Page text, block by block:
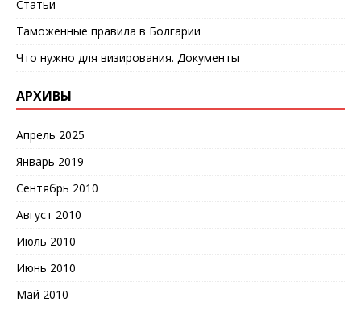
Статьи
Таможенные правила в Болгарии
Что нужно для визирования. Документы
АРХИВЫ
Апрель 2025
Январь 2019
Сентябрь 2010
Август 2010
Июль 2010
Июнь 2010
Май 2010